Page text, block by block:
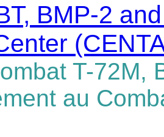
BMP-2
T-72M,
au